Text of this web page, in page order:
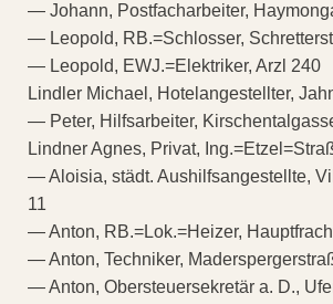
— Johann, Postfacharbeiter,
— Leopold, RB.=Schlosser,
— Leopold, EWJ.=Elektriker, Arzl 240
Lindler Michael, Hotelangestellter,
— Peter, Hilfsarbeiter,
Lindner Agnes, Privat,
— Aloisia, städt. Aushilfsangestellte,
11
— Anton, RB.=Lok.=Heizer,
— Anton, Techniker,
— Anton, Obersteuersekretär a. D.,